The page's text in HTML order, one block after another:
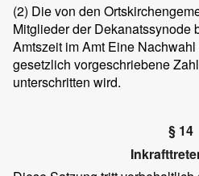
(2) Die von den
Mitglieder der Dekanatssynode
Amtszeit im Amt Eine
gesetzlich vorgeschriebene
unterschritten wird.
§ 14